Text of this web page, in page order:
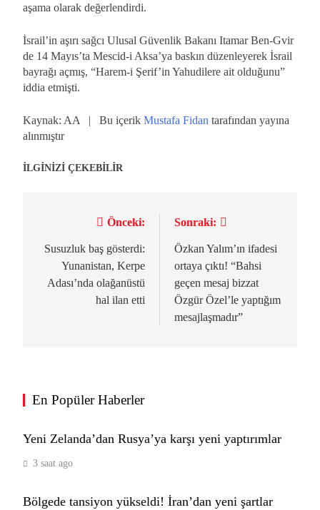
aşama olarak değerlendirdi.
İsrail’in aşırı sağcı Ulusal Güvenlik Bakanı Itamar Ben-Gvir
de 14 Mayıs’ta Mescid-i Aksa’ya baskın düzenleyerek İsrail
bayrağı açmış, “Harem-i Şerif’in Yahudilere ait olduğunu”
iddia etmişti.
Kaynak: AA | Bu içerik Mustafa Fidan tarafından yayına
alınmıştır
İLGİNİZİ ÇEKEBİLİR
gezinmesi
Önceki:
Susuzluk baş gösterdi:
Yunanistan, Kerpe
Adası’nda olağanüstü
hal ilan etti
Sonraki:
Özkan Yalım’ın ifadesi
ortaya çıktı! “Bahsi
geçen mesaj bizzat
Özgür Özel’le yaptığım
mesajlaşmadır”
En Popüler Haberler
Yeni Zelanda’dan Rusya’ya karşı yeni yaptırımlar
3 saat ago
Bölgede tansiyon yükseldi! İran’dan yeni şartlar
başlayacak
PS5’ten en az 2 kat hızlı olabilir!